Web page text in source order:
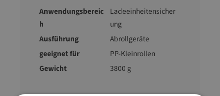
Anwendungsbereic
h
Ladeeinheitensicher
ung
Ausführung
Abrollgeräte
geeignet für
PP-Kleinrollen
Gewicht
3800 g